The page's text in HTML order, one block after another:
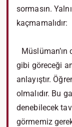
sormasın.
kaçmamalıdır:
gibi göreceği
anlayıştır.
olmalıdır. Bu
denebilecek
görmemiz